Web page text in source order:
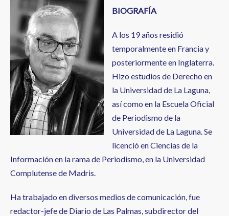
BIOGRAFÍA
A los 19 años residió
temporalmente en Francia y
posteriormente en Inglaterra.
Hizo estudios de Derecho en
la Universidad de La Laguna,
así como en la Escuela Oficial
de Periodismo de la
Universidad de La Laguna.Se
licenció en Ciencias de la
Información en la rama de Periodismo, en la Universidad
Complutense de Madris. ​
Ha trabajado en diversos medios de comunicación, fue
redactor-jefe de Diario de Las Palmas, subdirector del